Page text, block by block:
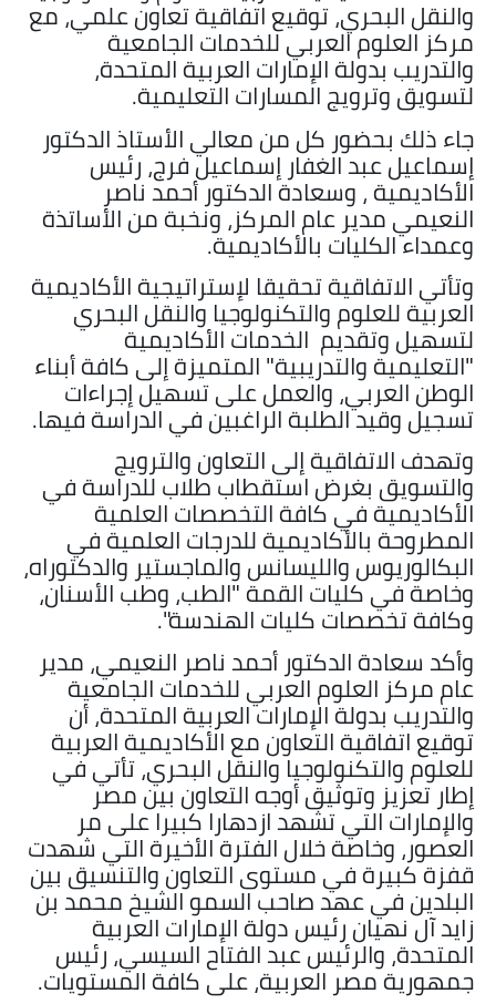
والنقل البحري، توقيع اتفاقية تعاون علمي، مع
مركز العلوم العربي للخدمات الجامعية
والتدريب بدولة الإمارات العربية المتحدة،
لتسويق وترويج المسارات التعليمية.
جاء ذلك بحضور كل من معالي الأستاذ الدكتور
إسماعيل عبد الغفار إسماعيل فرج، رئيس
الأكاديمية ، وسعادة الدكتور أحمد ناصر
النعيمي مدير عام المركز، ونخبة من الأساتذة
وعمداء الكليات بالأكاديمية.
وتأتي الاتفاقية تحقيقا لإستراتيجية الأكاديمية
العربية للعلوم والتكنولوجيا والنقل البحري
لتسهيل وتقديم الخدمات الأكاديمية
"التعليمية والتدريبية" المتميزة إلى كافة أبناء
الوطن العربي، والعمل على تسهيل إجراءات
تسجيل وقيد الطلبة الراغبين في الدراسة فيها.
وتهدف الاتفاقية إلى التعاون والترويج
والتسويق بغرض استقطاب طلاب للدراسة في
الأكاديمية في كافة التخصصات العلمية
المطروحة بالأكاديمية للدرجات العلمية في
البكالوريوس والليسانس والماجستير والدكتوراه،
وخاصة في كليات القمة "الطب، وطب الأسنان،
وكافة تخصصات كليات الهندسة".
وأكد سعادة الدكتور أحمد ناصر النعيمي، مدير
عام مركز العلوم العربي للخدمات الجامعية
والتدريب بدولة الإمارات العربية المتحدة، أن
توقيع اتفاقية التعاون مع الأكاديمية العربية
للعلوم والتكنولوجيا والنقل البحري، تأتي في
إطار تعزيز وتوثيق أوجه التعاون بين مصر
والإمارات التي تشهد ازدهارا كبيرا على مر
العصور، وخاصة خلال الفترة الأخيرة التي شهدت
قفزة كبيرة في مستوى التعاون والتنسيق بين
البلدين في عهد صاحب السمو الشيخ محمد بن
زايد آل نهيان رئيس دولة الإمارات العربية
المتحدة، والرئيس عبد الفتاح السيسي، رئيس
جمهورية مصر العربية، على كافة المستويات.